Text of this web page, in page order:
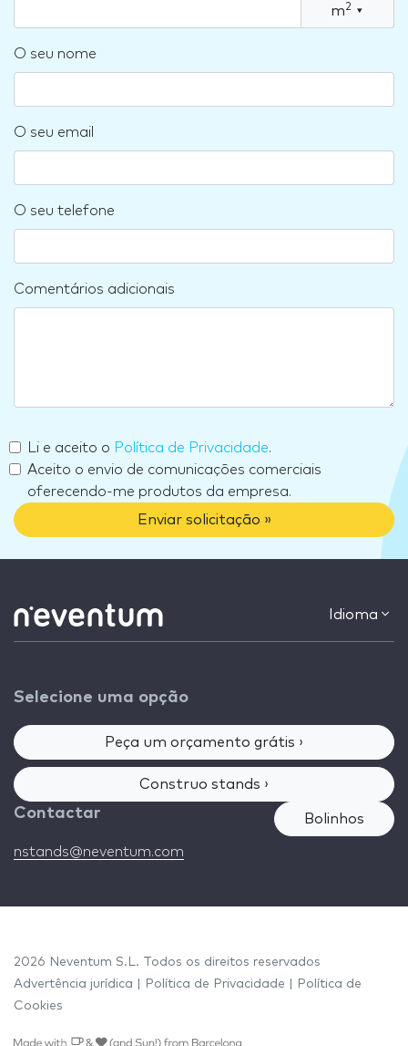
m2 ▾
O seu nome
O seu email
O seu telefone
Comentários adicionais
Li e aceito o Política de Privacidade.
Aceito o envio de comunicações comerciais
oferecendo-me produtos da empresa.
Enviar solicitação »
Idioma
Selecione uma opção
Peça um orçamento grátis ›
Construo stands ›
Contactar
nstands@neventum.com
Bolinhos
2026 Neventum S.L. Todos os direitos reservados
Advertência jurídica
Política de Privacidade
Política de
Cookies